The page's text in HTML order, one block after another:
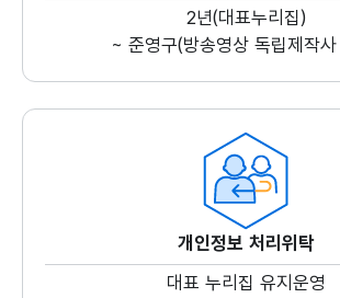
2년(대표누리집)
~ 준영구(방송영상 독립제작
개인정보 처리위탁
대표 누리집 유지운영